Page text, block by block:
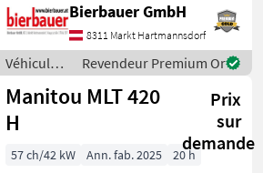
und kann nach
telefonischer Vereinbarung
gerne vor Ort besichtigt
werden. Neumaschine sofo
Bierbauer GmbH
8311 Markt Hartmannsdorf
Véhicules
agricoles
à moteur /
Manitou
Revendeur Premium Or
Manitou MLT 420
H
Prix
sur
demande
57 ch/42 kW Ann. fab. 2025
20 h